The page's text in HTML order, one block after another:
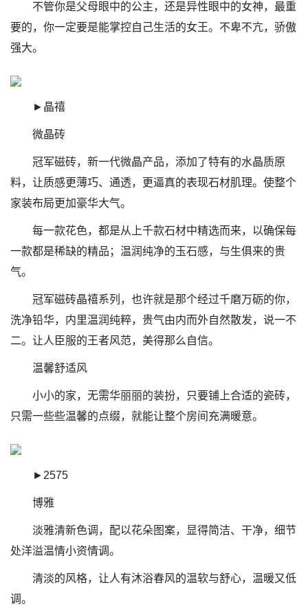
不管你是父母眼中的公主，还是异性眼中的女神，最重
要的，你一定要是能掌控自己生活的女王。不卑不亢，骄傲
强大。
►晶禧
微晶砖
冠军磁砖，新一代微晶产品，添加了特有的水晶质原
料，让质感更薄巧、通透，更逼真的表现石材肌理。使整个
家装布局更加豪华大气。
每一款花色，都是从上千款石材中精选而来，以确保每
一款都是稀缺的精品；温润纯净的玉石感，与生俱来的贵
气。
冠军磁砖晶禧系列，也许就是那个经过千磨万砺的你，
洗净铅华，内里温润纯粹，贵气由内而外自然散发，说一不
二。让人臣服的王者风范，美得那么自信。
温馨舒适风
小小的家，无需华丽丽的装扮，只要铺上合适的瓷砖，
只需一些些温馨的点缀，就能让整个房间充满暖意。
►2575
博雅
淡雅清新色调，配以花朵图案，显得简洁、干净，细节
处洋溢温情小资情调。
清淡的风格，让人有沐浴春风的温软与舒心，温暖又低
调。